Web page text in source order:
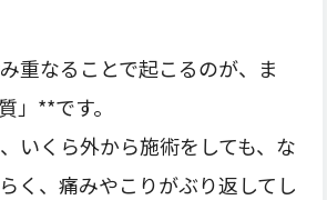
重なることで起こるのが、ま
」**です。
いくら外から施術をしても、な
く、痛みやこりがぶり返してし